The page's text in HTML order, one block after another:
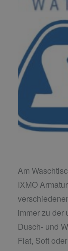
Am
IXMO
immer zu der
Dusch- und
Flat, Soft